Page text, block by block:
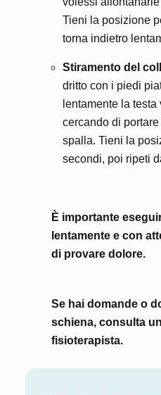
Tieni la posizione
torna indietro
Stiramento del
dritto con i piedi
lentamente la testa
cercando di
spalla. Tieni la
secondi, poi ripeti
È importante
lentamente e con
di provare dolore.
Se hai domande o
schiena, consulta
fisioterapista.